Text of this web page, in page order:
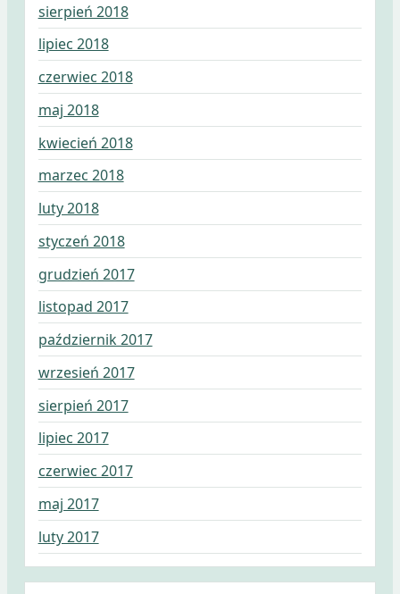
sierpień 2018
lipiec 2018
czerwiec 2018
maj 2018
kwiecień 2018
marzec 2018
luty 2018
styczeń 2018
grudzień 2017
listopad 2017
październik 2017
wrzesień 2017
sierpień 2017
lipiec 2017
czerwiec 2017
maj 2017
luty 2017